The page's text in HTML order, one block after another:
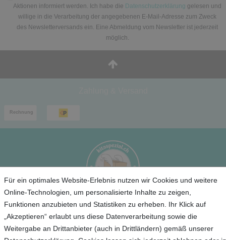
Aktionen informiert werden. Ich habe die Datenschutzerklärung gelesen und
willige in die Verarbeitung der angegebenen E-Mail-Adresse zum Zweck
des Newsletterversands ein. Eine Abmeldung vom Newsletter ist jederzeit
möglich.
Für ein optimales Website-Erlebnis nutzen wir Cookies und weitere
Online-Technologien, um personalisierte Inhalte zu zeigen,
Funktionen anzubieten und Statistiken zu erheben. Ihr Klick auf
„Akzeptieren“ erlaubt uns diese Datenverarbeitung sowie die
Weitergabe an Drittanbieter (auch in Drittländern) gemäß unserer
Service
Unternehmen